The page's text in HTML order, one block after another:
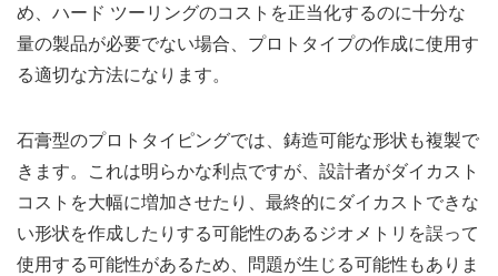
め、ハード ツーリングのコストを正当化するのに十分な
量の製品が必要でない場合、プロトタイプの作成に使用す
る適切な方法になります。
石膏型のプロトタイピングでは、鋳造可能な形状も複製で
きます。これは明らかな利点ですが、設計者がダイカスト
コストを大幅に増加させたり、最終的にダイカストできな
い形状を作成したりする可能性のあるジオメトリを誤って
使用する可能性があるため、問題が生じる可能性もありま